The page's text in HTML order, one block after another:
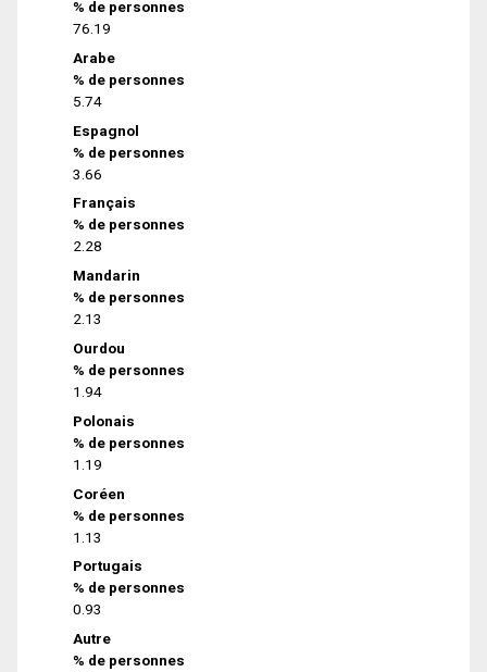
% de personnes
76.19
Arabe
% de personnes
5.74
Espagnol
% de personnes
3.66
Français
% de personnes
2.28
Mandarin
% de personnes
2.13
Ourdou
% de personnes
1.94
Polonais
% de personnes
1.19
Coréen
% de personnes
1.13
Portugais
% de personnes
0.93
Autre
% de personnes